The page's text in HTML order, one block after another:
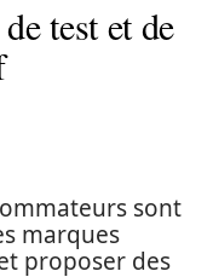
test et de
sont
marques
proposer des